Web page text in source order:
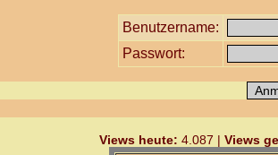
Benutzername:
Passwort:
Views heute: 4.087 | Views